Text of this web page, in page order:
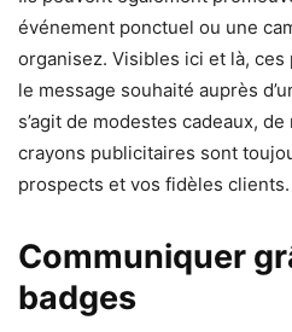
événement ponctuel ou une
organisez. Visibles ici et là,
le message souhaité auprès
s’agit de modestes cadeaux,
crayons publicitaires sont
prospects et vos fidèles clients.
Communiquer
badges